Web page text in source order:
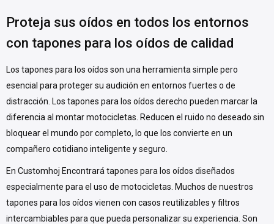
Proteja sus oídos en todos los entornos
con tapones para los oídos de calidad
Los tapones para los oídos son una herramienta simple pero
esencial para proteger su audición en entornos fuertes o de
distracción. Los tapones para los oídos derecho pueden marcar la
diferencia al montar motocicletas. Reducen el ruido no deseado sin
bloquear el mundo por completo, lo que los convierte en un
compañero cotidiano inteligente y seguro.
En Customhoj Encontrará tapones para los oídos diseñados
especialmente para el uso de motocicletas. Muchos de nuestros
tapones para los oídos vienen con casos reutilizables y filtros
intercambiables para que pueda personalizar su experiencia. Son